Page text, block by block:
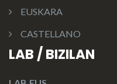
EUSKARA
CASTELLANO
LAB / BIZILAN